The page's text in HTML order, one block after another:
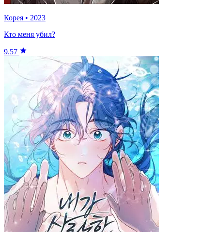
Корея • 2023
Кто меня убил?
9.57